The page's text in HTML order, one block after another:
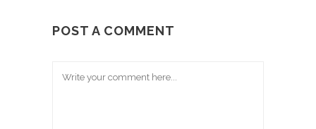
POST A COMMENT